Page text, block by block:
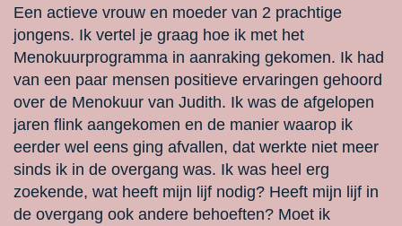
Een actieve vrouw en moeder van 2 prachtige
jongens. Ik vertel je graag hoe ik met het
Menokuurprogramma in aanraking gekomen. Ik had
van een paar mensen positieve ervaringen gehoord
over de Menokuur van Judith. Ik was de afgelopen
jaren flink aangekomen en de manier waarop ik
eerder wel eens ging afvallen, dat werkte niet meer
sinds ik in de overgang was. Ik was heel erg
zoekende, wat heeft mijn lijf nodig? Heeft mijn lijf in
de overgang ook andere behoeften? Moet ik